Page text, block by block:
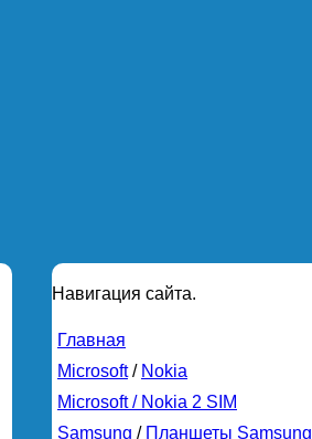
Навигация сайта.
Главная
Microsoft/ Nokia
Microsoft / Nokia 2 SIM
Samsung / Планшеты Samsung